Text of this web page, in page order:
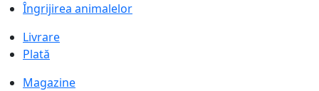
Îngrijirea animalelor
Livrare
Plată
Magazine